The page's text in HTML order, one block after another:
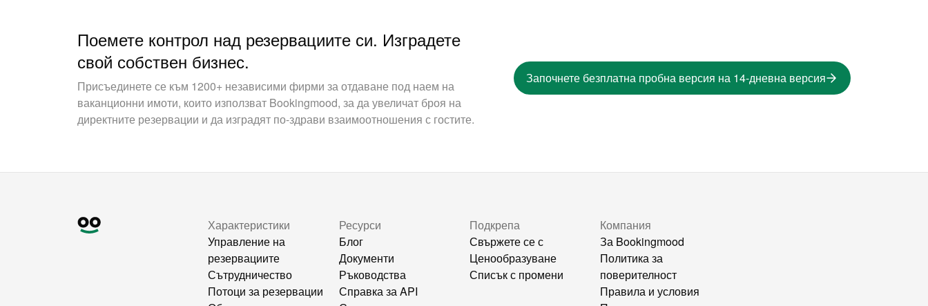
Поемете контрол над резервациите си. Изградете
свой собствен бизнес.
Присъединете се към 1200+ независими фирми за отдаване под наем на
ваканционни имоти, които използват Bookingmood, за да увеличат броя на
директните резервации и да изградят по-здрави взаимоотношения с гостите.
Започнете безплатна пробна версия на 14-дневна версия
Характеристики
Управление на
резервациите
Сътрудничество
Потоци за резервации
Ресурси
Блог
Документи
Ръководства
Справка за API
Подкрепа
Свържете се с
Ценообразуване
Списък с промени
Компания
За Bookingmood
Политика за
поверителност
Правила и условия